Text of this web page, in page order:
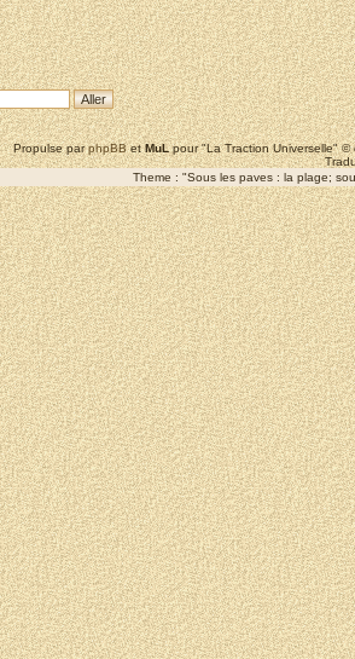
Propulse parphpBBetMuLpour "La Traction Universelle"
Theme : "Sous les paves : la plage;